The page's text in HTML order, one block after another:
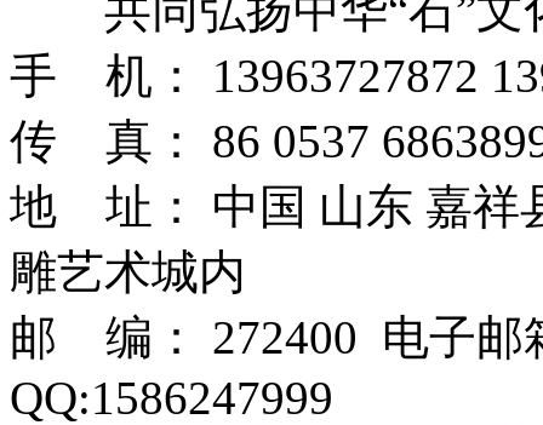
手 机： 13963727872
传 真： 86 0537
地 址： 中国 山东 嘉祥
雕艺术城内
邮 编： 272400 电子邮
QQ:1586247999